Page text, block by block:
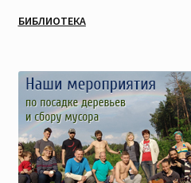
БИБЛИОТЕКА